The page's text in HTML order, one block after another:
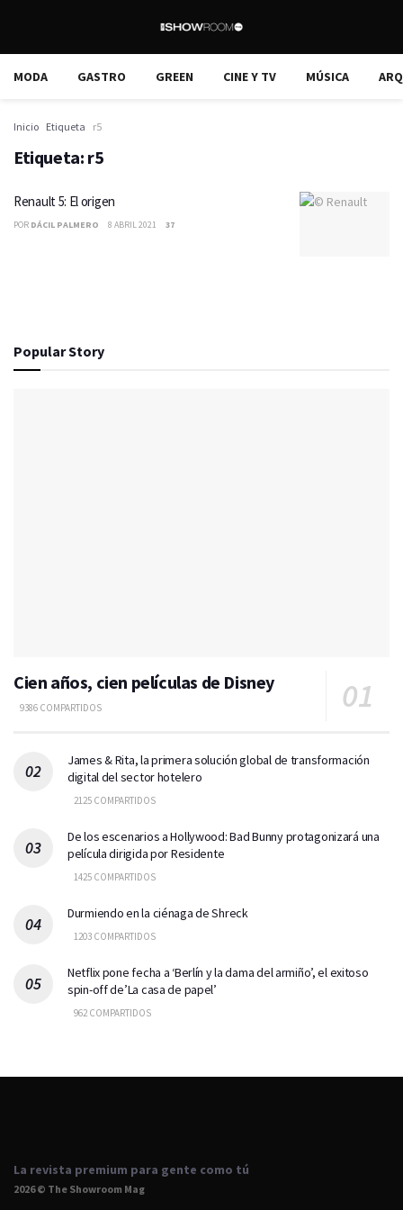
MODA GASTRO GREEN CINE Y TV MÚSICA
Inicio Etiqueta r5
Etiqueta: r5
Renault 5: El origen
POR DÁCIL PALMERO 8 ABRIL 2021 37
Popular Story
Cien años, cien películas de Disney
9386 COMPARTIDOS
James & Rita, la primera solución global de transformación
digital del sector hotelero
2125 COMPARTIDOS
De los escenarios a Hollywood: Bad Bunny protagonizará una
película dirigida por Residente
1425 COMPARTIDOS
Durmiendo en la ciénaga de Shreck
1203 COMPARTIDOS
Netflix pone fecha a ‘Berlín y la dama del armiño’, el exitoso
spin-off de’La casa de papel’
962 COMPARTIDOS
La revista premium para gente como tú
2026 © The Showroom Mag